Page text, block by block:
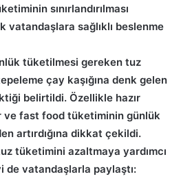
sınırlandırılması
sağlıklı beslenme
tüketilmesi gereken tuz
çay kaşığına denk gelen
belirtildi. Özellikle hazır
ve fast food tüketiminin günlük
artırdığına dikkat çekildi.
tüketimini azaltmaya yardımcı
de vatandaşlarla paylaştı: